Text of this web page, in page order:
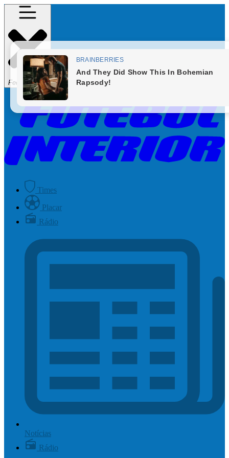
Fechar Menu
Times
Placar
Rádio
Notícias
Rádio